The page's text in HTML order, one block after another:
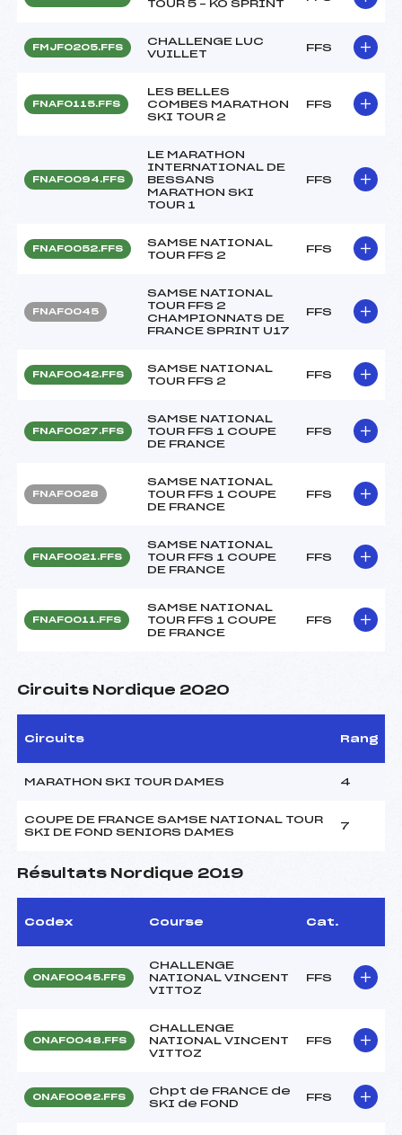
TOUR 5 – KO SPRINT
FMJF0205.FFS
CHALLENGE LUC
VUILLET
FFS
FNAF0115.FFS
LES BELLES
COMBES MARATHON
SKI TOUR 2
FFS
FNAF0094.FFS
LE MARATHON
INTERNATIONAL DE
BESSANS
MARATHON SKI
TOUR 1
FFS
FNAF0052.FFS
SAMSE NATIONAL
TOUR FFS 2
FFS
FNAF0045
SAMSE NATIONAL
TOUR FFS 2
CHAMPIONNATS DE
FRANCE SPRINT U17
FFS
FNAF0042.FFS
SAMSE NATIONAL
TOUR FFS 2
FFS
FNAF0027.FFS
SAMSE NATIONAL
TOUR FFS 1 COUPE
DE FRANCE
FFS
FNAF0028
SAMSE NATIONAL
TOUR FFS 1 COUPE
DE FRANCE
FFS
FNAF0021.FFS
SAMSE NATIONAL
TOUR FFS 1 COUPE
DE FRANCE
FFS
FNAF0011.FFS
SAMSE NATIONAL
TOUR FFS 1 COUPE
DE FRANCE
FFS
Circuits Nordique 2020
Circuits Rang
MARATHON SKI TOUR DAMES 4
COUPE DE FRANCE SAMSE NATIONAL TOUR
SKI DE FOND SENIORS DAMES
7
Résultats Nordique 2019
Codex Course Cat.
ONAF0045.FFS
CHALLENGE
NATIONAL VINCENT
VITTOZ
FFS
ONAF0048.FFS
CHALLENGE
NATIONAL VINCENT
VITTOZ
FFS
ONAF0062.FFS
Chpt de FRANCE de
SKI de FOND
FFS